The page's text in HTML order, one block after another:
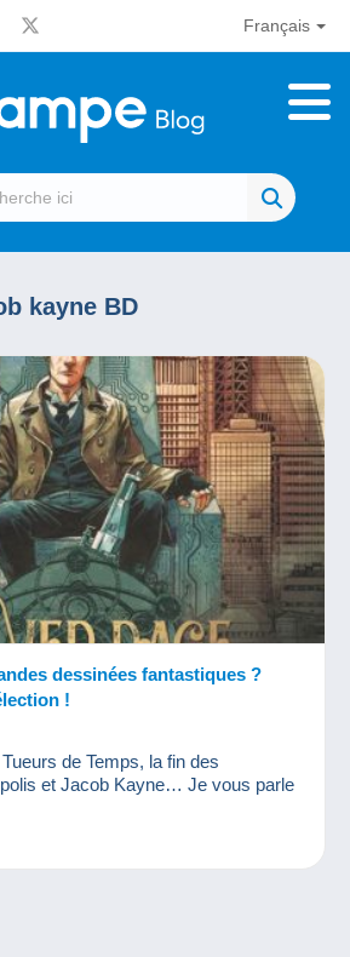
Français
kayne BD
dessinées fantastiques ?
!
de Temps, la fin des
et Jacob Kayne… Je vous parle